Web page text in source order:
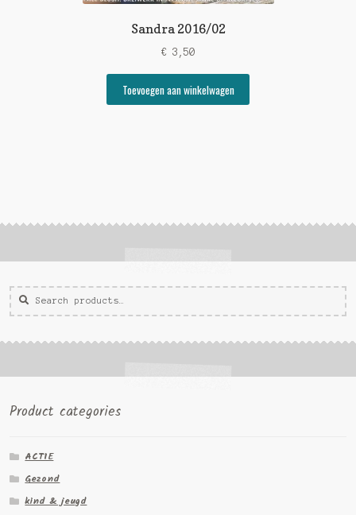
Sandra 2016/02
€ 3,50
Toevoegen aan winkelwagen
Zoeken
voor:
Zoek
Product categories
ACTIE
Gezond
kind & jeugd